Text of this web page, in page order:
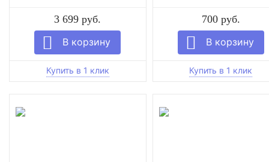
3 699 руб. 700 руб.